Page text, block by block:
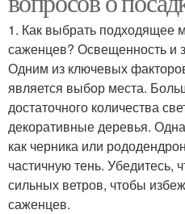
1. Как выбрать подходящее
саженцев? Освещенность и
Одним из ключевых
является выбор места.
достаточного количества
декоративные деревья.
как черника или
частичную тень. Убедитесь,
сильных ветров, чтобы
саженцев.